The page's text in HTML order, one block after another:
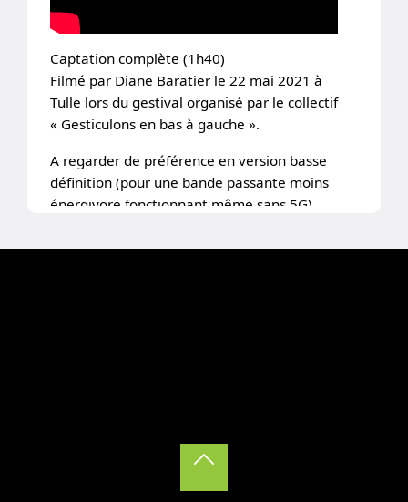
Captation complète (1h40)
Filmé par Diane Baratier le 22 mai 2021 à
Tulle lors du gestival organisé par le collectif
« Gesticulons en bas à gauche ».
A regarder de préférence en version basse
définition (pour une bande passante moins
énergivore fonctionnant même sans 5G).
Back